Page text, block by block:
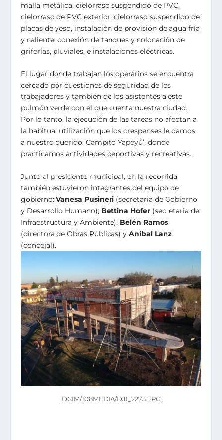
malla metálica, cielorraso suspendido de PVC,
cielorraso de PVC exterior, cielorraso suspendido de
placas de yeso, instalación de provisión de agua fría
y caliente, conexión de tanques y colocación de
griferías, pluviales, e instalaciones eléctricas.
El lugar donde trabajan los operarios se encuentra
cercado por cuestiones de seguridad de los
trabajadores y también de los asistentes a este
pulmón verde con el que cuenta nuestra ciudad.
Por lo tanto, la ejecución de las tareas no afectan a
la habitual utilización que los crespenses le damos
a nuestro querido ‘Campito Yapeyú’, donde
practicamos actividades deportivas y recreativas.
Junto al presidente municipal, en la recorrida
también estuvieron integrantes del equipo de
gobierno:Vanesa Pusineri (secretaria de Gobierno
y Desarrollo Humano); Bettina Hofer (secretaria de
Infraestructura y Ambiente), Belén Ramos
(directora de Obras Públicas) yAníbal Lanz
(concejal).
DCIM/108MEDIA/DJI_2273.JPG